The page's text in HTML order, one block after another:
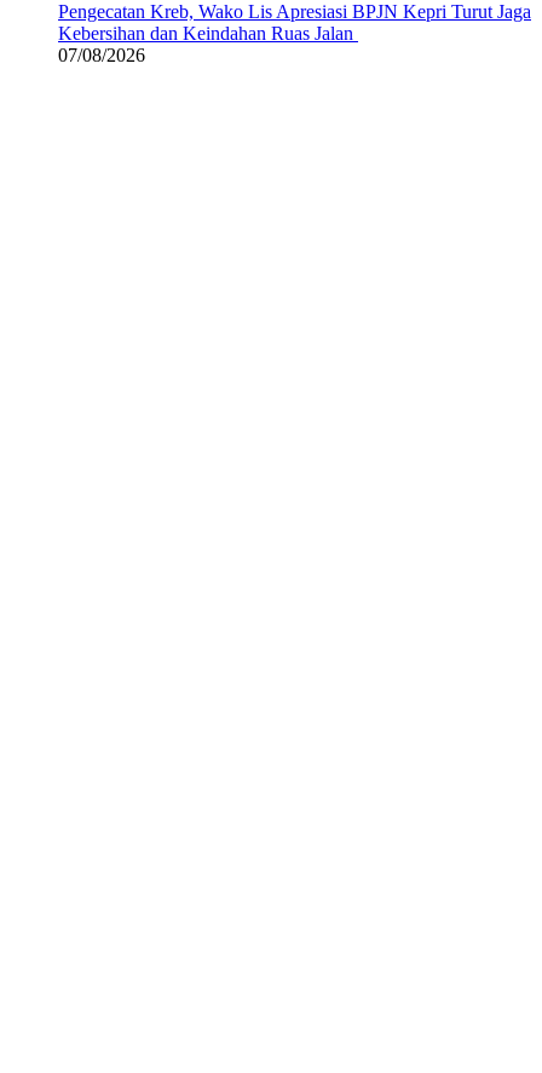
Pengecatan Kreb, Wako Lis Apresiasi BPJN Kepri Turut Jaga
Kebersihan dan Keindahan Ruas Jalan
07/08/2026